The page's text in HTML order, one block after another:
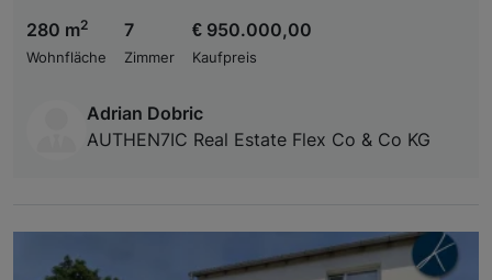
280 m2
Wohnfläche
7
Zimmer
€ 950.000,00
Kaufpreis
Adrian Dobric
AUTHEN7IC Real Estate Flex Co & Co KG